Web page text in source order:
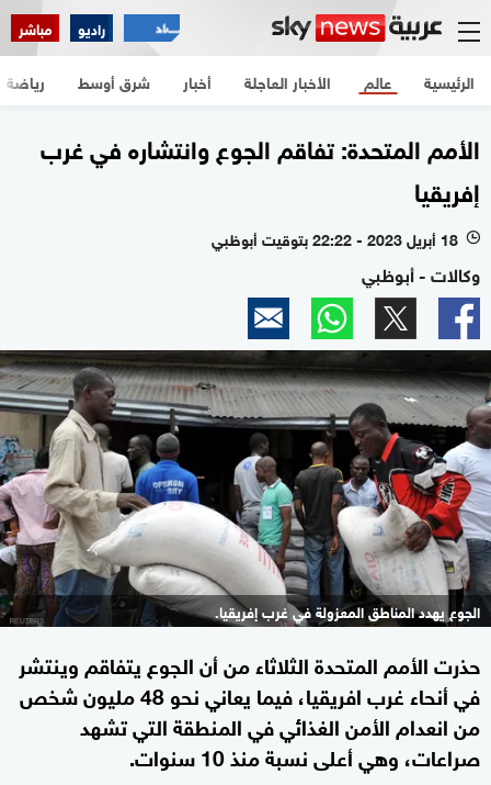
راديو مباشر
الرئيسية الأخبار العاجلة أخبار شرق أوسط عالم رياضة
الأمم المتحدة: تفاقم الجوع وانتشاره في غرب
إفريقيا
l 18 أبريل 2023 - 22:22 بتوقيت أبوظبي
وكالات - أبوظبي
الجوع يهدد المناطق المعزولة في غرب إفريقيا.
حذرت الأمم المتحدة الثلاثاء من أن الجوع يتفاقم وينتشر
في أنحاء غرب افريقيا، فيما يعاني نحو 48 مليون شخص
من انعدام الأمن الغذائي في المنطقة التي تشهد
صراعات، وهي أعلى نسبة منذ 10 سنوات.